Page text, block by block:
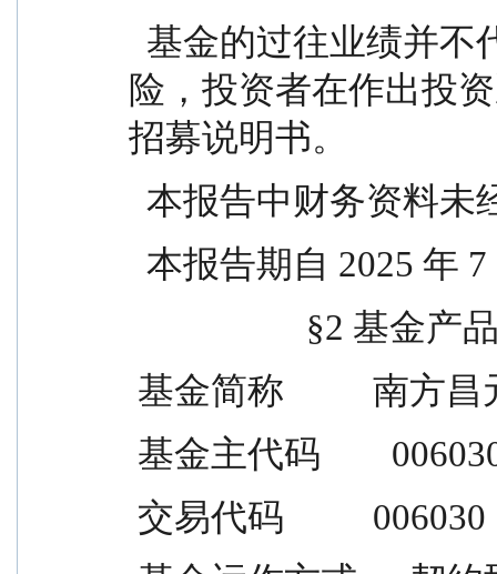
险，投资者在作出投
招募说明书。
本报告中财务资料未
本报告期自 2025 年
§2
基金简称          南方
基金主代码
交易代码          006030